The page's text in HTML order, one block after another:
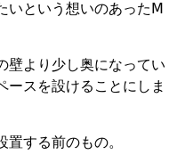
いという想いのあったⅯ
壁より少し奥になってい
ースを設けることにしま
する前のもの。